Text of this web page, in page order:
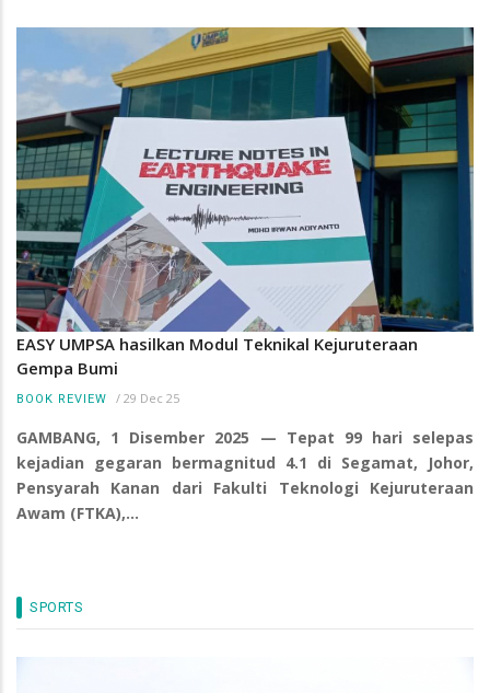
EASY UMPSA hasilkan Modul Teknikal Kejuruteraan
Gempa Bumi
BOOK REVIEW / 29 Dec 25
GAMBANG, 1 Disember 2025 — Tepat 99 hari selepas
kejadian gegaran bermagnitud 4.1 di Segamat, Johor,
Pensyarah Kanan dari Fakulti Teknologi Kejuruteraan
Awam (FTKA),…
SPORTS